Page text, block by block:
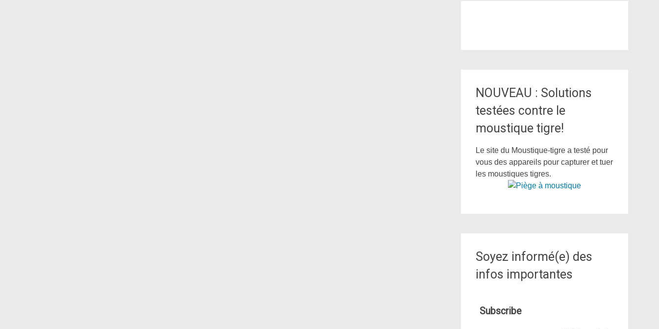
NOUVEAU : Solutions
testées contre le
moustique tigre!
Le site du Moustique-tigre a testé pour
vous des appareils pour capturer et tuer
les moustiques tigres.
Soyez informé(e) des
infos importantes
Subscribe